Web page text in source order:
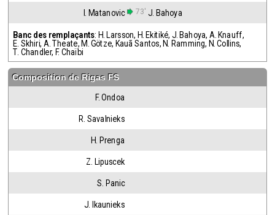
I. Matanovic 73' J. Bahoya
Banc des remplaçants: H. Larsson, H. Ekitiké, J. Bahoya, A. Knauff,
E. Skhiri, A. Theate, M. Götze, Kauã Santos, N. Ramming, N. Collins,
T. Chandler, F. Chaïbi
Composition de Rigas FS
F. Ondoa
R. Savalnieks
H. Prenga
Z. Lipuscek
S. Panic
J. Ikaunieks